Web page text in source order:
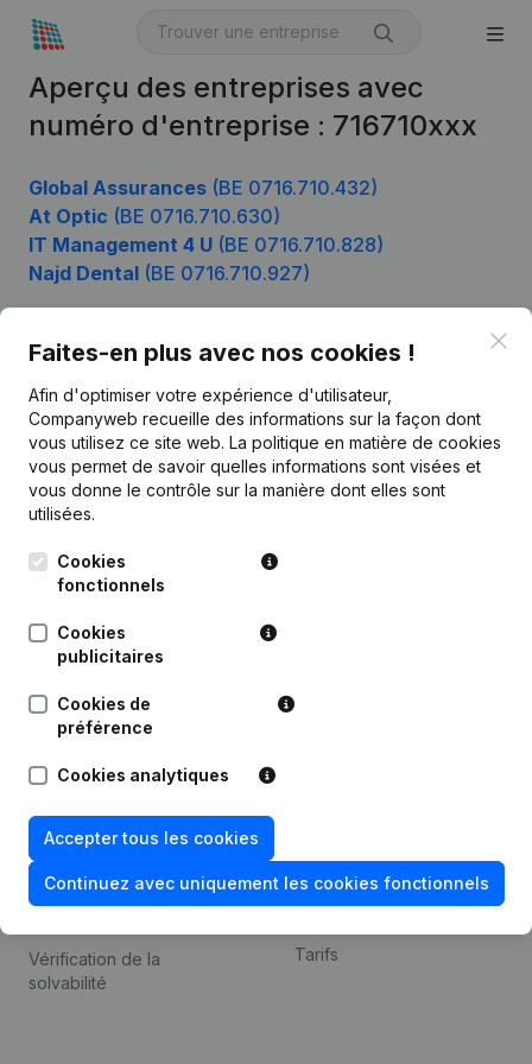
Aperçu des entreprises avec
numéro d'entreprise : 716710xxx
Global Assurances (BE 0716.710.432)
At Optic (BE 0716.710.630)
IT Management 4 U (BE 0716.710.828)
Najd Dental (BE 0716.710.927)
Faites-en plus avec nos cookies !
Afin d'optimiser votre expérience d'utilisateur,
Companyweb recueille des informations sur la façon dont
vous utilisez ce site web. La politique en matière de cookies
vous permet de savoir quelles informations sont visées et
vous donne le contrôle sur la manière dont elles sont
utilisées.
Cookies
fonctionnels
Cookies
publicitaires
Cookies de
préférence
Cookies analytiques
Accepter tous les cookies
Continuez avec uniquement les cookies fonctionnels
Français
Leuvensesteenweg
248D,
Produit
Informations d’entreprise
Monitoring
Recherche internationale
Thème
de la fraude
Consulter des comptes
annuels
Recherche de numéro de
Vérification de la
solvabilité
Contact
Tarifs